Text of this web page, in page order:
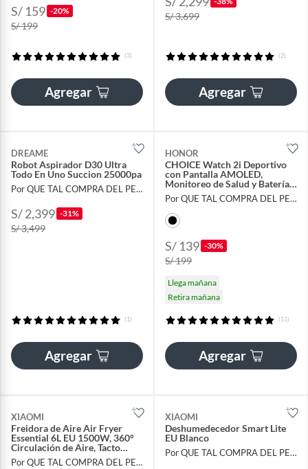
S/ 159 -20%
S/ 199
(3)
Agregar
S/ 3,699
(2)
Agregar
DREAME
Robot Aspirador D30 Ultra
Todo En Uno Succion 25000pa
Por QUE TAL COMPRA DEL PERU
S/ 2,399 -31%
S/ 3,499
(1)
Agregar
HONOR
CHOICE Watch 2i Deportivo
con Pantalla AMOLED,
Monitoreo de Salud y Batería
de Larga Duración
Por QUE TAL COMPRA DEL PERU
S/ 139 -30%
S/ 199
Llega mañana
Retira mañana
(11)
Agregar
XIAOMI
Freidora de Aire Air Fryer
Essential 6L EU 1500W, 360°
Circulación de Aire, Tacto
Digital
Por QUE TAL COMPRA DEL PERU
XIAOMI
Deshumedecedor Smart Lite
EU Blanco
Por QUE TAL COMPRA DEL PERU